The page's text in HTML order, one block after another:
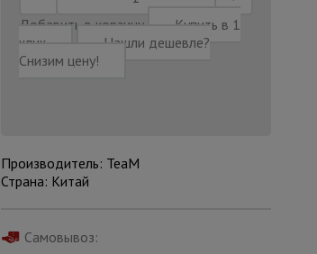
Добавить в корзину
Купить в 1
клик
Нашли дешевле?
Снизим цену!
Производитель: TeaM
Страна: Китай
Самовывоз: